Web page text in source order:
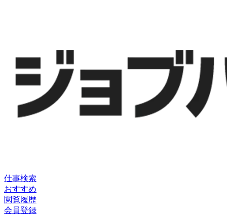
仕事検索
おすすめ
閲覧履歴
会員登録